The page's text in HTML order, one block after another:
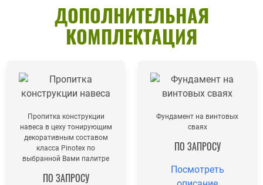
ДОПОЛНИТЕЛЬНАЯ
КОМПЛЕКТАЦИЯ
Пропитка конструкции
навеса в цеху тонирующим
декоративным составом
класса Pinotex по
выбранной Вами палитре
ПО ЗАПРОСУ
Фундамент на винтовых
сваях
ПО ЗАПРОСУ
Посмотреть